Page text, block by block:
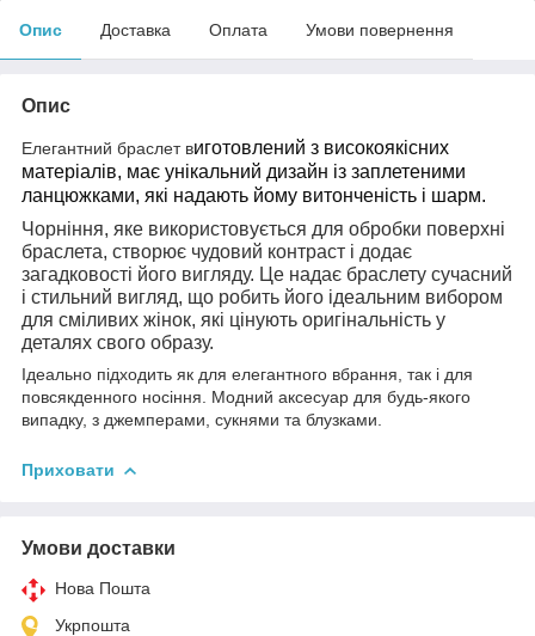
Опис Доставка Оплата Умови повернення
Опис
Елегантний браслет виготовлений з високоякісних
матеріалів, має унікальний дизайн із заплетеними
ланцюжками, які надають йому витонченість і шарм.
Чорніння, яке використовується для обробки поверхні
браслета, створює чудовий контраст і додає
загадковості його вигляду. Це надає браслету сучасний
і стильний вигляд, що робить його ідеальним вибором
для сміливих жінок, які цінують оригінальність у
деталях свого образу.
Ідеально підходить як для елегантного вбрання, так і для
повсякденного носіння. Модний аксесуар для будь-якого
випадку, з джемперами, сукнями та блузками.
Приховати
Умови доставки
Нова Пошта
Укрпошта